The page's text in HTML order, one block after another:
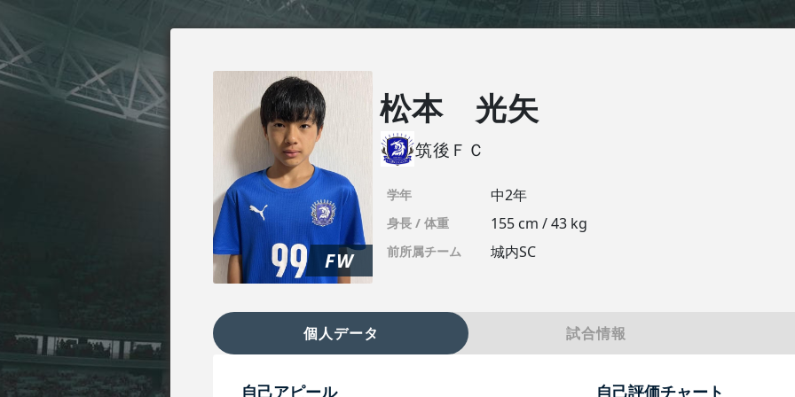
FW
松本 光矢
筑後ＦＣ
学年 中2年
身長 / 体重 155 cm / 43 kg
前所属チーム 城内SC
個人データ 試合情報
自己アピール 自己評価チャート